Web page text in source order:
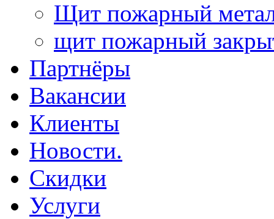
Щит пожарный
щит пожарный
Партнёры
Вакансии
Клиенты
Новости.
Скидки
Услуги